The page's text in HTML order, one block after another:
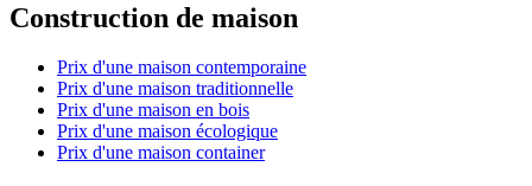
Construction de maison
Prix d'une maison contemporaine
Prix d'une maison traditionnelle
Prix d'une maison en bois
Prix d'une maison écologique
Prix d'une maison container